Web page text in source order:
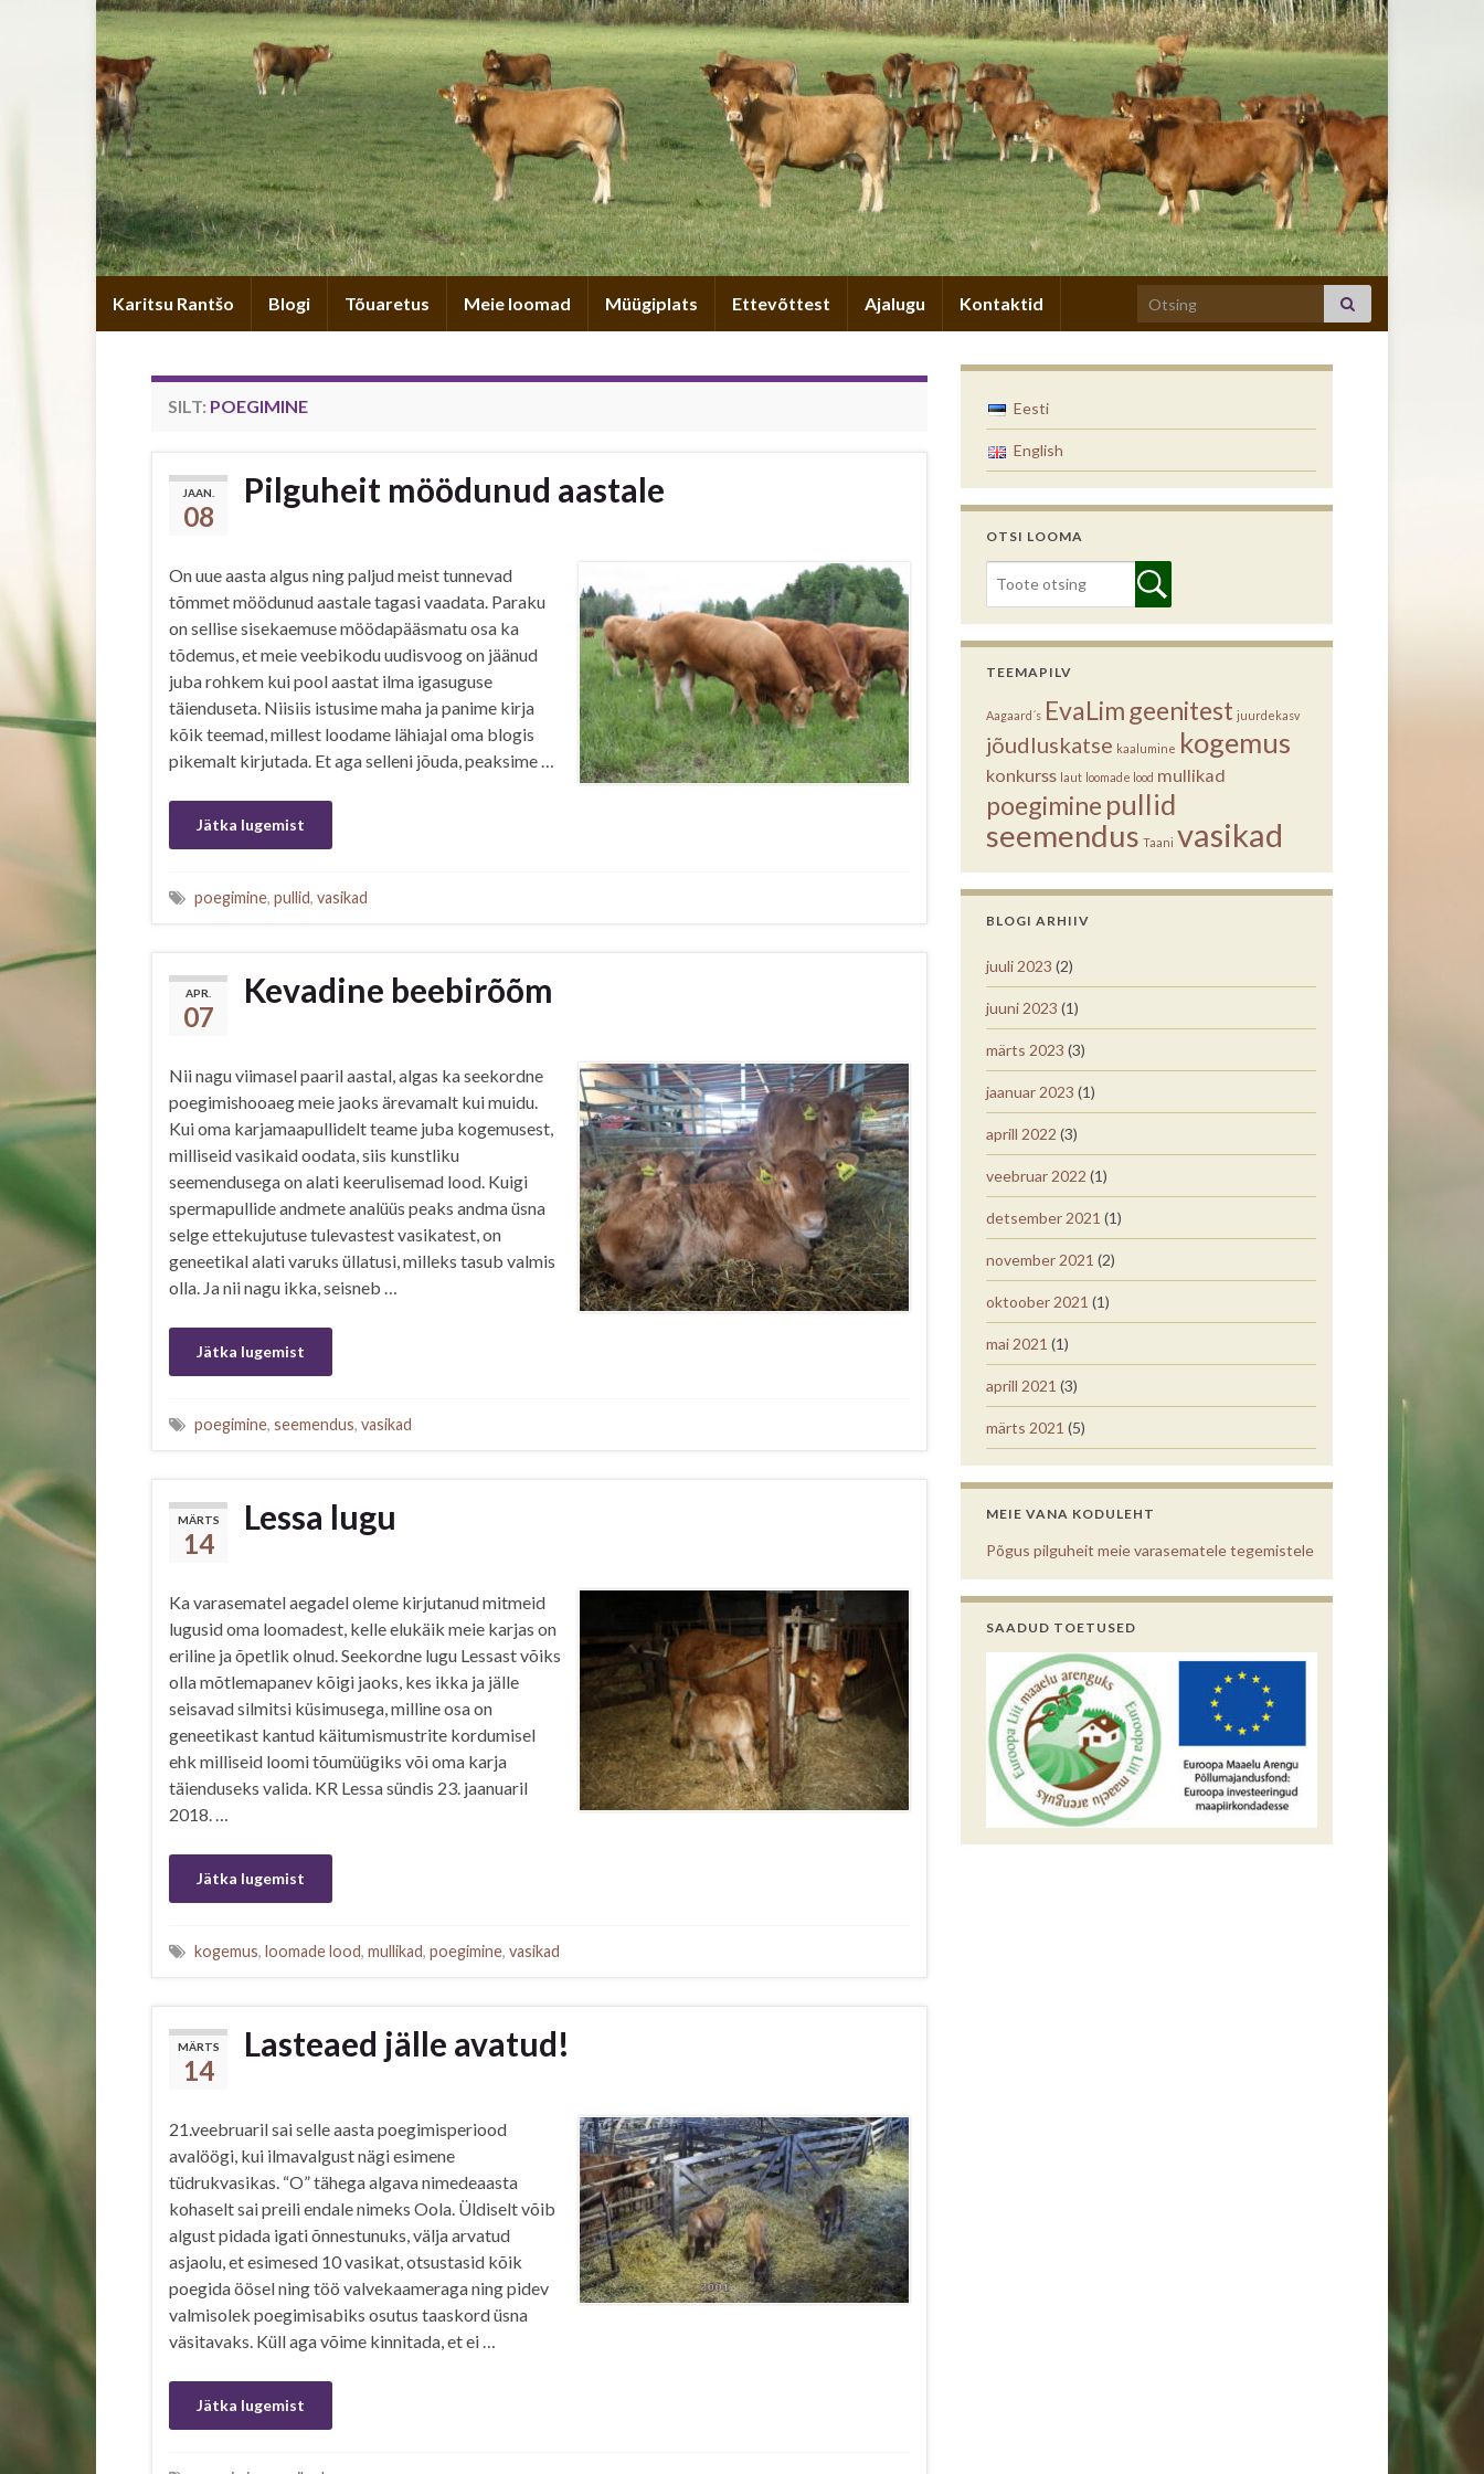
Karitsu Rantšo Blogi Tõuaretus Meie loomad Müügiplats Ettevõttest Ajalugu Kontaktid Search for:
SILT: POEGIMINE
JAAN.
08
Pilguheit möödunud aastale
On uue aasta algus ning paljud meist tunnevad
tõmmet möödunud aastale tagasi vaadata. Paraku
on sellise sisekaemuse möödapääsmatu osa ka
tõdemus, et meie veebikodu uudisvoog on jäänud
juba rohkem kui pool aastat ilma igasuguse
täienduseta. Niisiis istusime maha ja panime kirja
kõik teemad, millest loodame lähiajal oma blogis
pikemalt kirjutada. Et aga selleni jõuda, peaksime …
Jätka lugemist
poegimine, pullid, vasikad
APR.
07
Kevadine beebirõõm
Nii nagu viimasel paaril aastal, algas ka seekordne
poegimishooaeg meie jaoks ärevamalt kui muidu.
Kui oma karjamaapullidelt teame juba kogemusest,
milliseid vasikaid oodata, siis kunstliku
seemendusega on alati keerulisemad lood. Kuigi
spermapullide andmete analüüs peaks andma üsna
selge ettekujutuse tulevastest vasikatest, on
geneetikal alati varuks üllatusi, milleks tasub valmis
olla. Ja nii nagu ikka, seisneb …
Jätka lugemist
poegimine, seemendus, vasikad
MÄRTS
14
Lessa lugu
Ka varasematel aegadel oleme kirjutanud mitmeid
lugusid oma loomadest, kelle elukäik meie karjas on
eriline ja õpetlik olnud. Seekordne lugu Lessast võiks
olla mõtlemapanev kõigi jaoks, kes ikka ja jälle
seisavad silmitsi küsimusega, milline osa on
geneetikast kantud käitumismustrite kordumisel
ehk milliseid loomi tõumüügiks või oma karja
täienduseks valida. KR Lessa sündis 23. jaanuaril
2018. …
Jätka lugemist
kogemus, loomade lood, mullikad, poegimine, vasikad
MÄRTS
14
Lasteaed jälle avatud!
21.veebruaril sai selle aasta poegimisperiood
avalöögi, kui ilmavalgust nägi esimene
tüdrukvasikas. “O” tähega algava nimedeaasta
kohaselt sai preili endale nimeks Oola. Üldiselt võib
algust pidada igati õnnestunuks, välja arvatud
asjaolu, et esimesed 10 vasikat, otsustasid kõik
poegida öösel ning töö valvekaameraga ning pidev
valmisolek poegimisabiks osutus taaskord üsna
väsitavaks. Küll aga võime kinnitada, et ei …
Jätka lugemist
Eesti
English
OTSI LOOMA
TEEMAPILV
Aagaard´s EvaLim geenitest juurdekasv
jõudluskatse kaalumine kogemus
konkurss laut loomade lood mullikad
poegimine pullid
seemendus Taani vasikad
BLOGI ARHIIV
juuli 2023 (2)
juuni 2023 (1)
märts 2023 (3)
jaanuar 2023 (1)
aprill 2022 (3)
veebruar 2022 (1)
detsember 2021 (1)
november 2021 (2)
oktoober 2021 (1)
mai 2021 (1)
aprill 2021 (3)
märts 2021 (5)
MEIE VANA KODULEHT
Põgus pilguheit meie varasematele tegemistele
SAADUD TOETUSED